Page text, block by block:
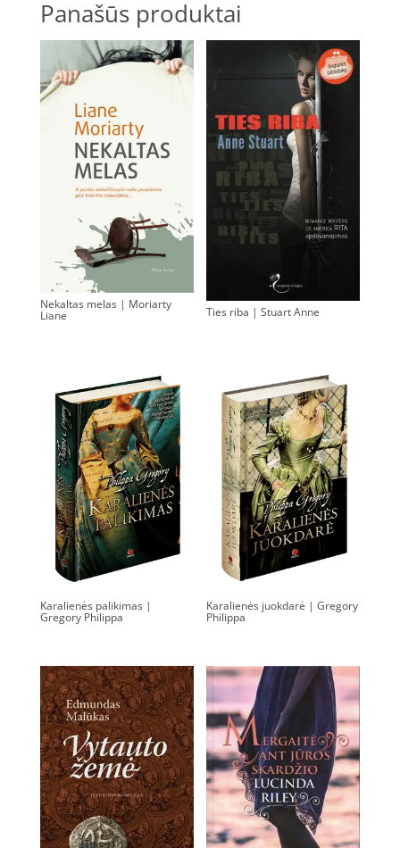
Panašūs produktai
Nekaltas melas | Moriarty
Liane Ties riba | Stuart Anne
Karalienės palikimas |
Gregory Philippa
Karalienės juokdarė | Gregory
Philippa